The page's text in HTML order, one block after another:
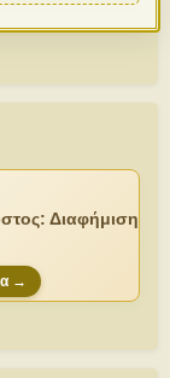
Διαφήμιση
→